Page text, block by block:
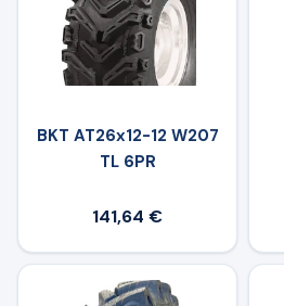
BKT AT26x12-12 W207
TL 6PR
141,64 €